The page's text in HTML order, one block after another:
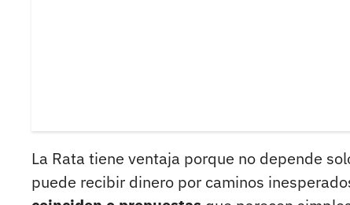
La Rata tiene ventaja porque no depende
puede recibir dinero por caminos